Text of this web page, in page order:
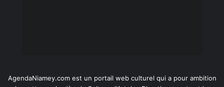
AgendaNiamey.com est un portail web culturel qui a pour ambition